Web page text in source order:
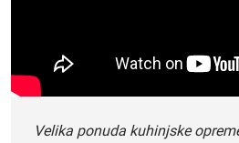
Velika ponuda kuhinjske